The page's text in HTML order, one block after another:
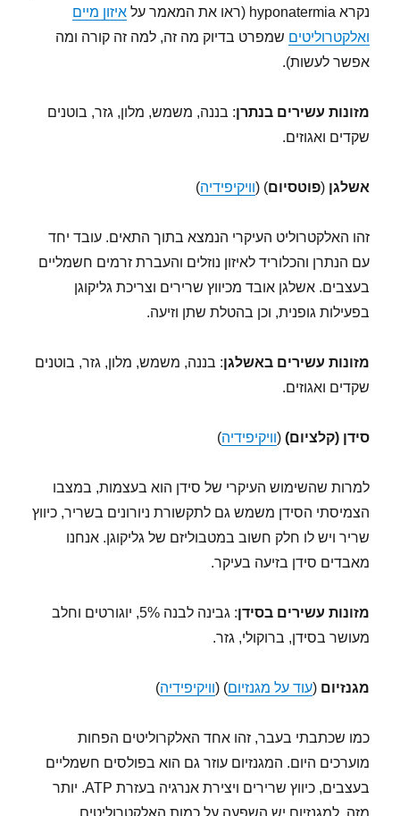
נקרא hyponatermia (ראו את המאמר על
איזון מיים
ואלקטרוליטים שמפרט בדיוק מה זה, למה זה קורה ומה
אפשר לעשות).
מזונות עשירים בנתרן: בננה, משמש, מלון, גזר, בוטנים
שקדים ואגוזים.
אשלגן (פוטסיום) (וויקיפידיה)
זהו האלקטרוליט העיקרי הנמצא בתוך התאים. עובד יחד
עם הנתרן והכלוריד לאיזון נוזלים והעברת זרמים חשמליים
בעצבים. אשלגן אובד מכיווץ שרירים וצריכת גליקוגן
בפעילות גופנית, וכן בהטלת שתן וזיעה.
מזונות עשירים באשלגן: בננה, משמש, מלון, גזר, בוטנים
שקדים ואגוזים.
סידן (קלציום)(וויקיפידיה)
למרות שהשימוש העיקרי של סידן הוא בעצמות, במצבו
הצמיסתי הסידן משמש גם לתקשורת ניורונים בשריר, כיווץ
שריר ויש לו חלק חשוב במטבוליזם של גליקוגן. אנחנו
מאבדים סידן בזיעה בעיקר.
מזונות עשירים בסידן
: גבינה לבנה 5%, יוגורטים וחלב
מעושר בסידן, ברוקולי, גזר.
מגנזיום (עוד על מגנזיום) (וויקיפידיה)
כמו שכתבתי בעבר, זהו אחד האלקרוליטים הפחות
מוערכים היום. המגנזיום עוזר גם הוא בפולסים חשמליים
בעצבים, כיווץ שרירים ויצירת אנרגיה בעזרת ATP. יותר
מזה, למגנזיום יש השפעה על כמות האלקטרוליטים